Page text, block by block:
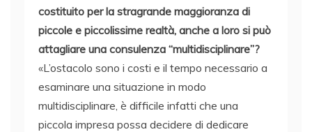
costituito per la stragrande maggioranza di
piccole e piccolissime realtà, anche a loro si può
attagliare una consulenza “multidisciplinare”?
«L’ostacolo sono i costi e il tempo necessario a
esaminare una situazione in modo
multidisciplinare, è difficile infatti che una
piccola impresa possa decidere di dedicare